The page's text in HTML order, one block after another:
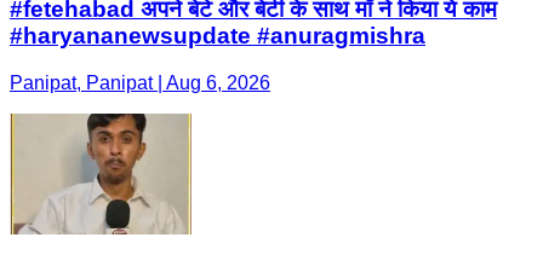
#fetehabad अपने बेटे और बेटी के साथ माँ ने किया ये काम
#haryananewsupdate #anuragmishra
Panipat, Panipat | Aug 6, 2026